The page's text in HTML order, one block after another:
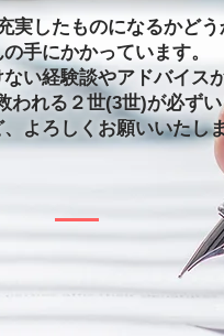
実したものになるかどう
手にかかっています。
い経験談やアドバイスが
われる２世(3世)が必ずい
、よろしくお願いいたし